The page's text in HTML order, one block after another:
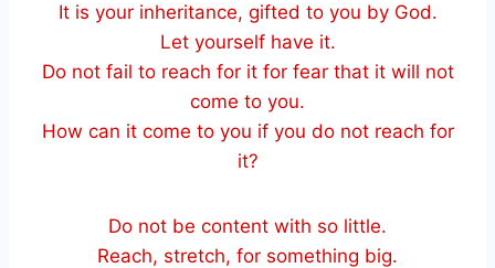
It is your inheritance, gifted to you by God.
Let yourself have it.
Do not fail to reach for it for fear that it will not
come to you.
How can it come to you if you do not reach for
it?
Do not be content with so little.
Reach, stretch, for something big.